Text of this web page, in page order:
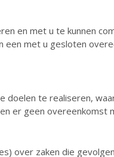
en met u te kunnen
een met u gesloten
doelen te realiseren,
er geen overeenkomst
over zaken die